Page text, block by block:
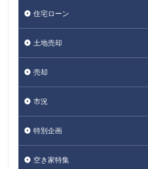
住宅ローン
土地売却
売却
市況
特別企画
空き家特集